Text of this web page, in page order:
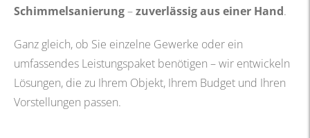
Schimmelsanierung–zuverlässig aus einer Hand.
Ganz gleich, ob Sie einzelne Gewerke oder ein
umfassendes Leistungspaket benötigen – wir entwickeln
Lösungen, die zu Ihrem Objekt, Ihrem Budget und Ihren
Vorstellungen passen.